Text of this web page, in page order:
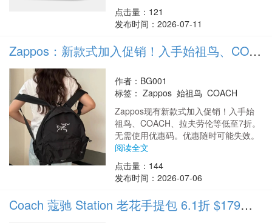
点击量：121
发布时间：2026-07-11
Zappos：新款式加入促销！入手始祖鸟、COACH、拉夫劳伦等 低至7折
作者：BG001
标签：Zappos 始祖鸟 COACH
Zappos现有新款式加入促销！入手始
祖鸟、COACH、拉夫劳伦等低至7折。
无需使用优惠码。优惠随时可能失效。
阅读全文
点击量：144
发布时间：2026-07-06
Coach 蔻驰 Station 老花手提包 6.1折 $179（约1216.9元）